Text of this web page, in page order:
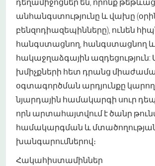
անհանգստությունը և վախը
բենզոդիազեպինները), ունեն
հանգստացնող, հանգստացնող և
հակաջղաձգային ազդեցություն:
խմիչքների հետ դրանց
օգտագործման արդյունքը կարող
նյարդային համակարգի սուր
որն արտահայտվում է ծանր
համակարգման և
խանգարումներով։
Հակահիստամիններ